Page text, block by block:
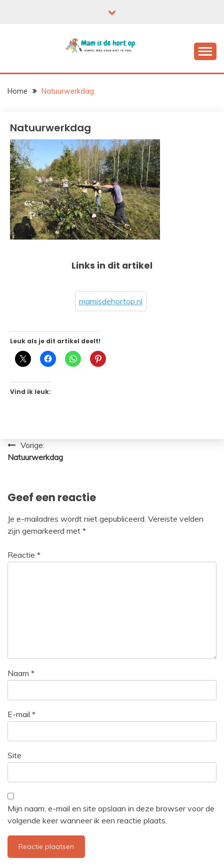
Home Natuurwerkdag
Natuurwerkdag
Links in dit artikel
mamisdehortop.nl
Leuk als je dit artikel deelt!
Vind ik leuk:
Bericht
navigatie
Vorige:
Natuurwerkdag
Geef een reactie
Je e-mailadres wordt niet gepubliceerd. Vereiste velden
zijn gemarkeerd met *
Reactie *
Naam *
E-mail *
Site
Mijn naam, e-mail en site opslaan in deze browser voor de
volgende keer wanneer ik een reactie plaats.